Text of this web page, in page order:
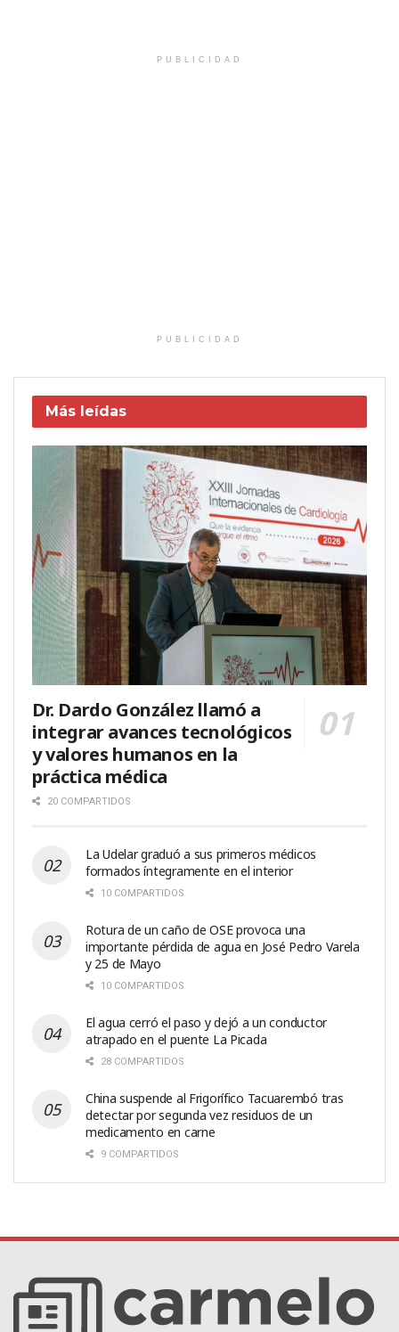
PUBLICIDAD
PUBLICIDAD
Más leídas
Dr. Dardo González llamó a
integrar avances tecnológicos
y valores humanos en la
práctica médica
20 COMPARTIDOS
La Udelar graduó a sus primeros médicos
formados íntegramente en el interior
10 COMPARTIDOS
Rotura de un caño de OSE provoca una
importante pérdida de agua en José Pedro Varela
y 25 de Mayo
10 COMPARTIDOS
El agua cerró el paso y dejó a un conductor
atrapado en el puente La Picada
28 COMPARTIDOS
China suspende al Frigorífico Tacuarembó tras
detectar por segunda vez residuos de un
medicamento en carne
9 COMPARTIDOS